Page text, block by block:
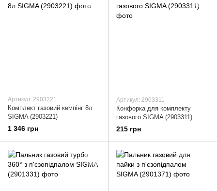
Артикул: 2903221
Комплект газовий кемпінг 8л
SIGMA (2903221)
1 346 грн
Артикул: 2903311
Конфорка для комплекту
газового SIGMA (2903311)
215 грн